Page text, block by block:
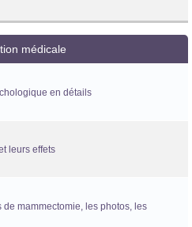
médicale
en détails
leurs effets
mammectomie, les photos, les